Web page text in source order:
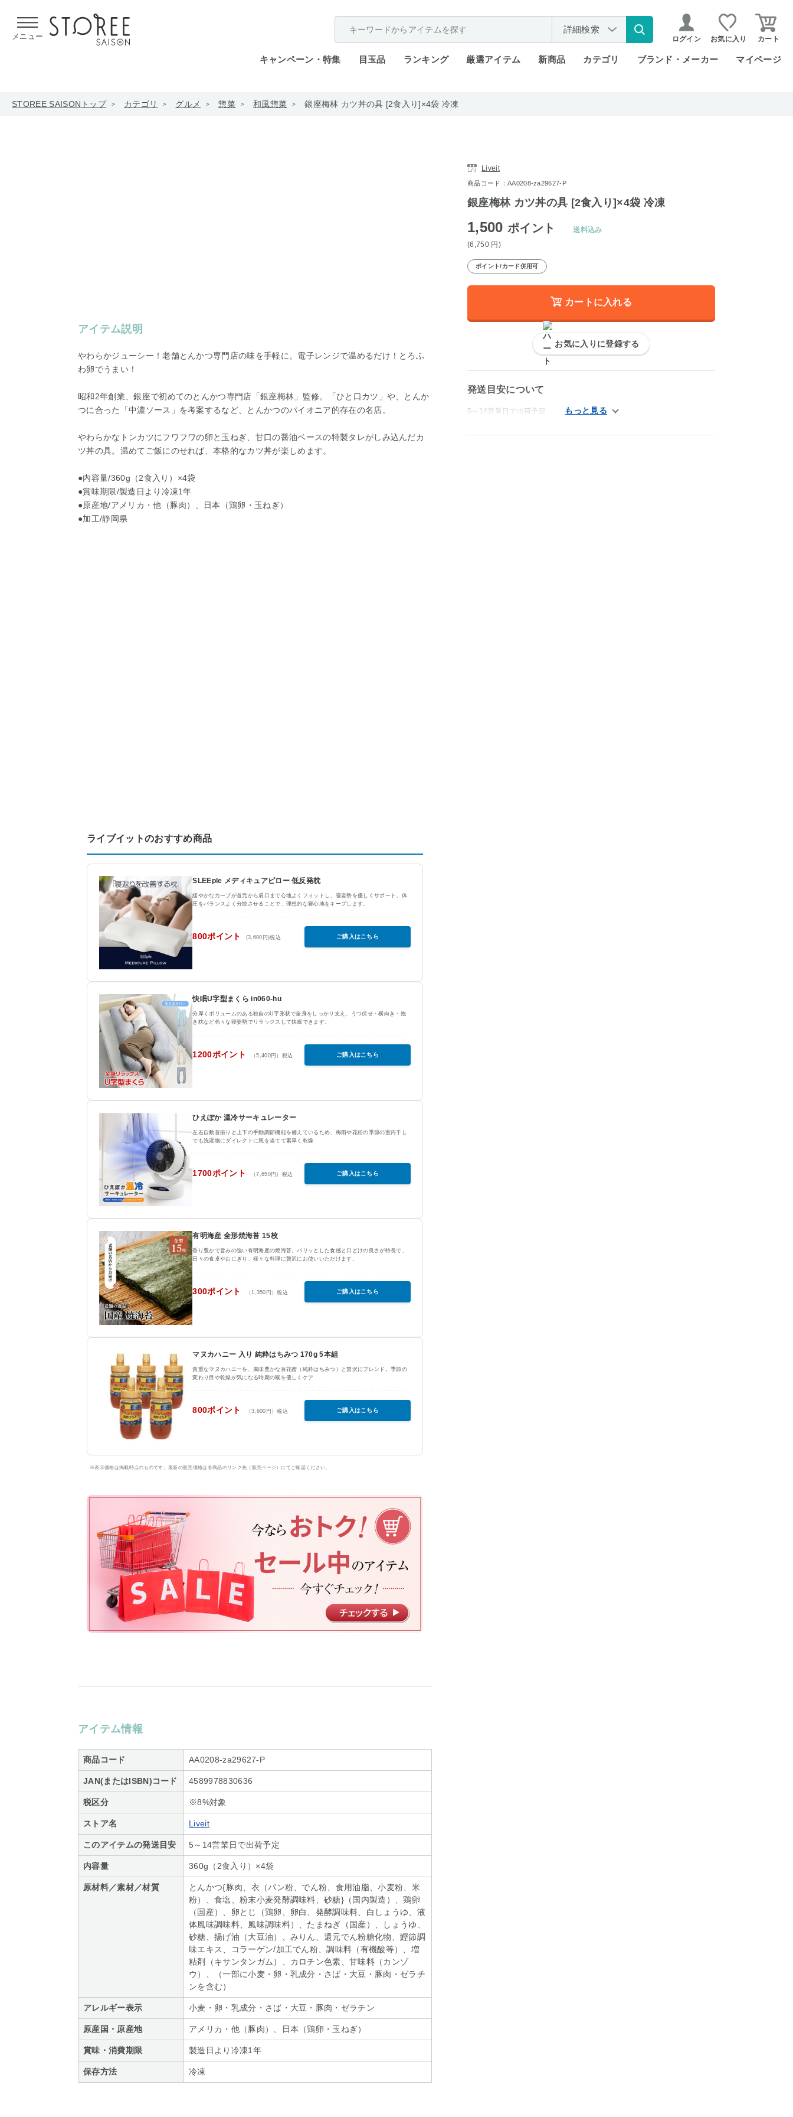
メニュー
詳細検索
ログイン お気に入り カート
キャンペーン・特集 目玉品 ランキング 厳選アイテム 新商品 カテゴリ ブランド・メーカー マイページ
STOREE SAISONトップ カテゴリ グルメ 惣菜 和風惣菜 銀座梅林 カツ丼の具 [2食入り]×4袋 冷凍
アイテム説明
やわらかジューシー！老舗とんかつ専門店の味を手軽に。電子レンジで温めるだけ！とろふ
わ卵でうまい！
昭和2年創業、銀座で初めてのとんかつ専門店「銀座梅林」監修。「ひと口カツ」や、とんか
つに合った「中濃ソース」を考案するなど、とんかつのパイオニア的存在の名店。
やわらかなトンカツにフワフワの卵と玉ねぎ、甘口の醤油ベースの特製タレがしみ込んだカ
ツ丼の具。温めてご飯にのせれば、本格的なカツ丼が楽しめます。
●内容量/360g（2食入り）×4袋
●賞味期限/製造日より冷凍1年
●原産地/アメリカ・他（豚肉）、日本（鶏卵・玉ねぎ）
●加工/静岡県
ライブイットのおすすめ商品
SLEEple メディキュアピロー 低反発枕
緩やかなカーブが首元から肩口まで心地よくフィットし、寝姿勢を優しくサポート。体
圧をバランスよく分散させることで、理想的な寝心地をキープします。
800ポイント (3,600円)税込 ご購入はこちら
快眠U字型まくら in060-hu
分厚くボリュームのある独自のU字形状で全身をしっかり支え、うつ伏せ・横向き・抱
き枕など色々な寝姿勢でリラックスして快眠できます。
1200ポイント （5,400円）税込 ご購入はこちら
ひえぽか 温冷サーキュレーター
左右自動首振りと上下の手動調節機能を備えているため、梅雨や花粉の季節の室内干し
でも洗濯物にダイレクトに風を当てて素早く乾燥
1700ポイント （7,650円）税込 ご購入はこちら
有明海産 全形焼海苔 15枚
香り豊かで旨みの強い有明海産の焼海苔。パリッとした食感と口どけの良さが特長で、
日々の食卓やおにぎり、様々な料理に贅沢にお使いいただけます。
300ポイント （1,350円）税込 ご購入はこちら
マヌカハニー 入り 純粋はちみつ 170g 5本組
貴重なマヌカハニーを、風味豊かな百花蜜（純粋はちみつ）と贅沢にブレンド。季節の
変わり目や乾燥が気になる時期の喉を優しくケア
800ポイント （3,600円）税込 ご購入はこちら
※表示価格は掲載時点のものです。最新の販売価格は各商品のリンク先（販売ページ）にてご確認ください。
アイテム情報
商品コード AA0208-za29627-P
JAN(またはISBN)コード 4589978830636
税区分 ※8%対象
ストア名 Liveit
このアイテムの発送目安 5～14営業日で出荷予定
内容量 360g（2食入り）×4袋
原材料／素材／材質
とんかつ{豚肉、衣（パン粉、でん粉、食用油脂、小麦粉、米
粉）、食塩、粉末小麦発酵調味料、砂糖}（国内製造）、鶏卵
（国産）、卵とじ（鶏卵、卵白、発酵調味料、白しょうゆ、液
体風味調味料、風味調味料）、たまねぎ（国産）、しょうゆ、
砂糖、揚げ油（大豆油）、みりん、還元でん粉糖化物、鰹節調
味エキス、コラーゲン/加工でん粉、調味料（有機酸等）、増
粘剤（キサンタンガム）、カロチン色素、甘味料（カンゾ
ウ）、（一部に小麦・卵・乳成分・さば・大豆・豚肉・ゼラチ
ンを含む）
アレルギー表示 小麦・卵・乳成分・さば・大豆・豚肉・ゼラチン
原産国・原産地 アメリカ・他（豚肉）、日本（鶏卵・玉ねぎ）
賞味・消費期限 製造日より冷凍1年
保存方法 冷凍
Liveit
商品コード：AA0208-za29627-P
銀座梅林 カツ丼の具 [2食入り]×4袋 冷凍
1,500 ポイント
(6,750 円 )
送料込み
ポイント/カード併用可
カートに入れる
お気に入りに登録する
発送目安について
5～14営業日で出荷予定